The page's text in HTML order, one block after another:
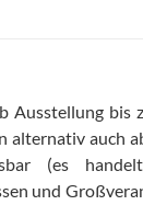
Ausstellung
alternativ auch
(es
und